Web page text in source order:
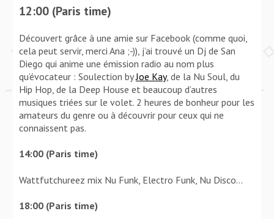
12:00 (Paris time)
Découvert grâce à une amie sur Facebook (comme quoi,
cela peut servir, merci Ana ;-)), j’ai trouvé un Dj de San
Diego qui anime une émission radio au nom plus
qu’évocateur : Soulection byJoe Kay, de la Nu Soul, du
Hip Hop, de la Deep House et beaucoup d’autres
musiques triées sur le volet. 2 heures de bonheur pour les
amateurs du genre ou à découvrir pour ceux qui ne
connaissent pas.
14:00 (Paris time)
Wattfutchureez mix Nu Funk, Electro Funk, Nu Disco…
18:00 (Paris time)